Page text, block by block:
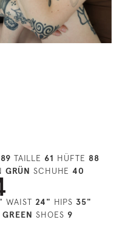
89 TAILLE 61 HÜFTE 88
GRÜN SCHUHE 40
WAIST 24" HIPS 35"
GREEN SHOES 9